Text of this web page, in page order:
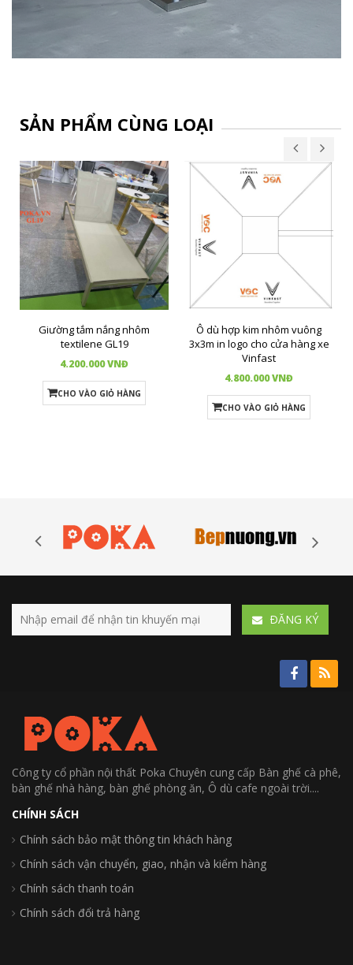
SẢN PHẨM CÙNG LOẠI
Giường tắm nắng nhôm
textilene GL19
4.200.000 VNĐ
CHO VÀO GIỎ HÀNG
Ô dù hợp kim nhôm vuông
3x3m in logo cho cửa hàng xe
Vinfast
4.800.000 VNĐ
CHO VÀO GIỎ HÀNG
ÐĂNG KÝ
Công ty cổ phần nội thất Poka Chuyên cung cấp Bàn ghế cà phê,
bàn ghế nhà hàng, bàn ghế phòng ăn, Ô dù cafe ngoài trời....
CHÍNH SÁCH
Chính sách bảo mật thông tin khách hàng
Chính sách vận chuyển, giao, nhận và kiểm hàng
Chính sách thanh toán
Chính sách đổi trả hàng